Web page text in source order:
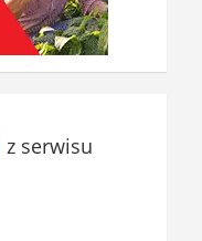
z serwisu